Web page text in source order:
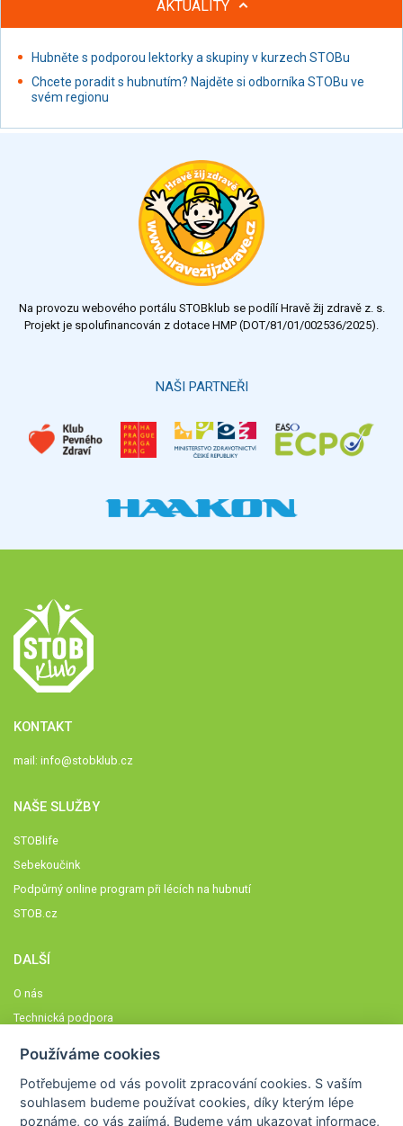
AKTUALITY
Hubněte s podporou lektorky a skupiny v kurzech STOBu
Chcete poradit s hubnutím? Najděte si odborníka STOBu ve
svém regionu
Na provozu webového portálu STOBklub se podílí Hravě žij zdravě z. s.
Projekt je spolufinancován z dotace HMP (DOT/81/01/002536/2025).
NAŠI PARTNEŘI
KONTAKT
mail: info@stobklub.cz
NAŠE SLUŽBY
STOBlife
Sebekoučink
Podpůrný online program při lécích na hubnutí
STOB.cz
DALŠÍ
O nás
Technická podpora
Členové STOBklubu
Zásady nakládání s osobními údaji
Používáme cookies
Potřebujeme od vás povolit zpracování cookies. S vaším
souhlasem budeme používat cookies, díky kterým lépe
poznáme,co vás zajímá. Budeme vám ukazovat informace,